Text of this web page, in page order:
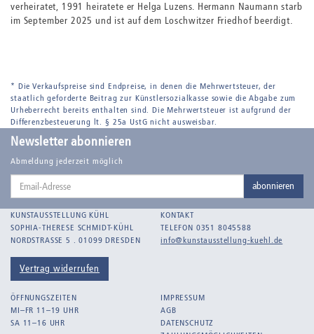
verheiratet, 1991 heiratete er Helga Luzens. Hermann Naumann starb
im September 2025 und ist auf dem Loschwitzer Friedhof beerdigt.
* Die Verkaufspreise sind Endpreise, in denen die Mehrwertsteuer, der
staatlich geforderte Beitrag zur Künstlersozialkasse sowie die Abgabe zum
Urheberrecht bereits enthalten sind. Die Mehrwertsteuer ist aufgrund der
Differenzbesteuerung lt. § 25a UstG nicht ausweisbar.
Newsletter abonnieren
Abmeldung jederzeit möglich
Email-
abonnieren
KUNSTAUSSTELLUNG KÜHL
SOPHIA-THERESE SCHMIDT-KÜHL
NORDSTRASSE 5 . 01099 DRESDEN
Vertrag widerrufen
KONTAKT
TELEFON 0351 8045588
info@kunstausstellung-kuehl.de
ÖFFNUNGSZEITEN
MI–FR 11–19 UHR
SA 11–16 UHR
IMPRESSUM
AGB
DATENSCHUTZ